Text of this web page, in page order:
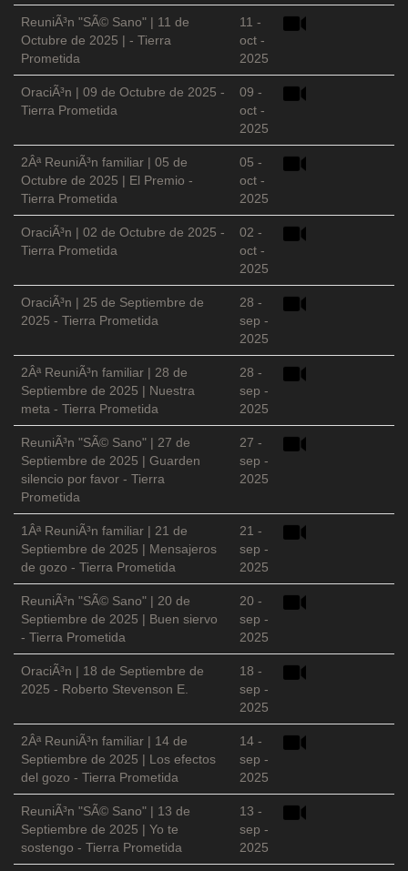
ReuniÃ³n "SÃ© Sano" | 11 de
Octubre de 2025 | - Tierra
Prometida
11 -
oct -
2025
OraciÃ³n | 09 de Octubre de 2025 -
Tierra Prometida
09 -
oct -
2025
2Âª ReuniÃ³n familiar | 05 de
Octubre de 2025 | El Premio -
Tierra Prometida
05 -
oct -
2025
OraciÃ³n | 02 de Octubre de 2025 -
Tierra Prometida
02 -
oct -
2025
OraciÃ³n | 25 de Septiembre de
2025 - Tierra Prometida
28 -
sep -
2025
2Âª ReuniÃ³n familiar | 28 de
Septiembre de 2025 | Nuestra
meta - Tierra Prometida
28 -
sep -
2025
ReuniÃ³n "SÃ© Sano" | 27 de
Septiembre de 2025 | Guarden
silencio por favor - Tierra
Prometida
27 -
sep -
2025
1Âª ReuniÃ³n familiar | 21 de
Septiembre de 2025 | Mensajeros
de gozo - Tierra Prometida
21 -
sep -
2025
ReuniÃ³n "SÃ© Sano" | 20 de
Septiembre de 2025 | Buen siervo
- Tierra Prometida
20 -
sep -
2025
OraciÃ³n | 18 de Septiembre de
2025 - Roberto Stevenson E.
18 -
sep -
2025
2Âª ReuniÃ³n familiar | 14 de
Septiembre de 2025 | Los efectos
del gozo - Tierra Prometida
14 -
sep -
2025
ReuniÃ³n "SÃ© Sano" | 13 de
Septiembre de 2025 | Yo te
sostengo - Tierra Prometida
13 -
sep -
2025